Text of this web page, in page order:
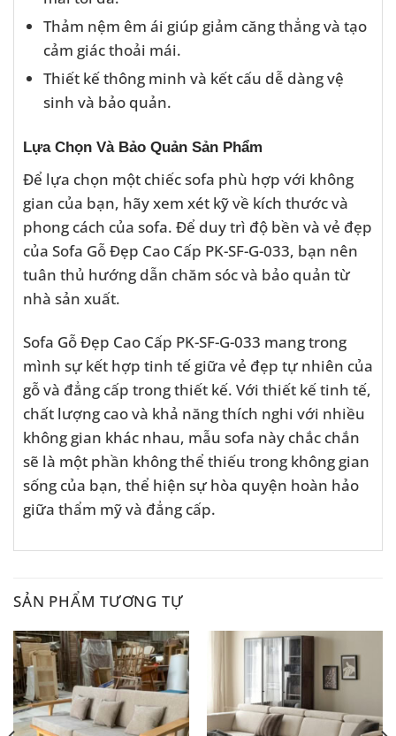
Thảm nệm êm ái giúp giảm căng thẳng và tạo
cảm giác thoải mái.
Thiết kế thông minh và kết cấu dễ dàng vệ
sinh và bảo quản.
Lựa Chọn Và Bảo Quản Sản Phẩm
Để lựa chọn một chiếc sofa phù hợp với không
gian của bạn, hãy xem xét kỹ về kích thước và
phong cách của sofa. Để duy trì độ bền và vẻ đẹp
của Sofa Gỗ Đẹp Cao Cấp PK-SF-G-033, bạn nên
tuân thủ hướng dẫn chăm sóc và bảo quản từ
nhà sản xuất.
Sofa Gỗ Đẹp Cao Cấp PK-SF-G-033 mang trong
mình sự kết hợp tinh tế giữa vẻ đẹp tự nhiên của
gỗ và đẳng cấp trong thiết kế. Với thiết kế tinh tế,
chất lượng cao và khả năng thích nghi với nhiều
không gian khác nhau, mẫu sofa này chắc chắn
sẽ là một phần không thể thiếu trong không gian
sống của bạn, thể hiện sự hòa quyện hoàn hảo
giữa thẩm mỹ và đẳng cấp.
SẢN PHẨM TƯƠNG TỰ